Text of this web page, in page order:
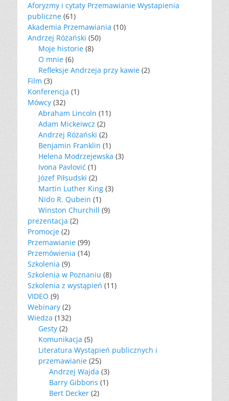
Aforyzmy i cytaty Przemawianie Wystapienia
publiczne (61)
Akademia Przemawiania (10)
Andrzej Różański (50)
Moje historie (8)
O mnie (6)
Refleksje Andrzeja przy kawie (2)
Film (3)
Konferencja (1)
Mówcy (32)
Abraham Lincoln (11)
Adam Mickeiwcz (2)
Andrzej Różański (2)
Benjamin Franklin (1)
Helena Modrzejewska (3)
Ivona Pavlović (1)
Józef Piłsudski (2)
Martin Luther King (3)
Nido R. Qubein (1)
Winston Churchill (9)
prezentacja (2)
Promocje (2)
Przemawianie (99)
Przemówienia (14)
Szkolenia (9)
Szkolenia w Poznaniu (8)
Szkolenia z wystąpień (11)
VIDEO (9)
Webinary (2)
Wiedza (132)
Gesty (2)
Komunikacja (5)
Literatura Wystąpień publicznych i
przemawianie (25)
Andrzej Wajda (3)
Barry Gibbons (1)
Bert Decker (2)